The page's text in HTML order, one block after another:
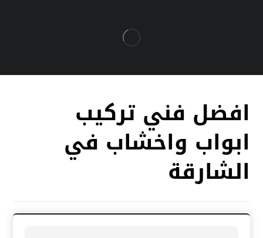
افضل فني تركيب
ابواب واخشاب في
الشارقة